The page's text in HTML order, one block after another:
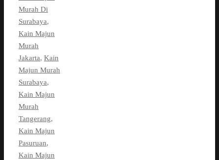
Murah Di
Surabaya,
Kain Majun
Murah
Jakarta, Kain
Majun Murah
Surabaya,
Kain Majun
Murah
Tangerang,
Kain Majun
Pasuruan,
Kain Majun